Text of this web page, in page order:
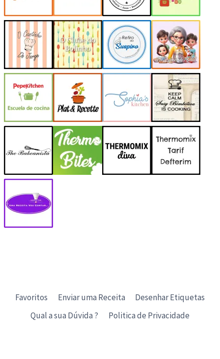
Favoritos Enviar uma Receita
Desenhar Etiquetas
Qual a sua Dúvida ?
Politica de Privacidade